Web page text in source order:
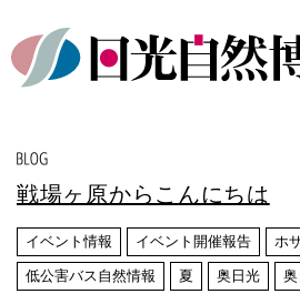
戦場ヶ原からこんにちは
イベント情報 イベント開催報告 ホ
低公害バス自然情報 夏 奥日光